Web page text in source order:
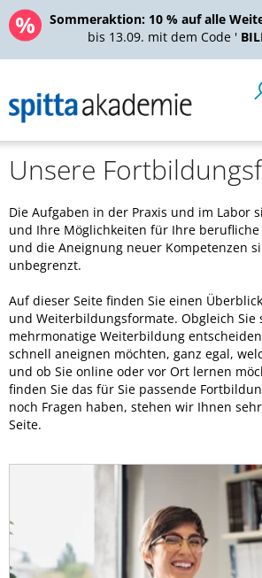
Sommeraktion: 10 % auf alle
bis 13.09. mit dem Code '
Unsere
Die Aufgaben in der Praxis und im Labor
und Ihre Möglichkeiten für Ihre
und die Aneignung neuer Kompetenzen
unbegrenzt.
Auf dieser Seite finden Sie einen
und Weiterbildungsformate. Obgleich Sie
mehrmonatige Weiterbildung
schnell aneignen möchten, ganz egal,
und ob Sie online oder vor Ort lernen
finden Sie das für Sie passende
noch Fragen haben, stehen wir Ihnen
Seite.